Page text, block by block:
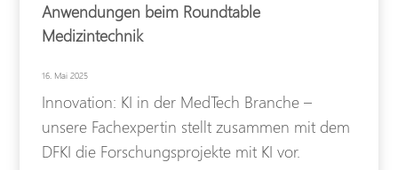
Anwendungen beim Roundtable
Medizintechnik
16. Mai 2025
Innovation: KI in der MedTech Branche –
unsere Fachexpertin stellt zusammen mit dem
DFKI die Forschungsprojekte mit KI vor.